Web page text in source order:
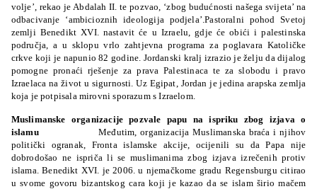
volje’, rekao je Abdalah II. te pozvao, ‘zbog budućnosti našega svijeta’ na
odbacivanje ‘ambicioznih ideologija podjela’.Pastoralni pohod Svetoj
zemlji Benedikt XVI. nastavit će u Izraelu, gdje će obići i palestinska
područja, a u sklopu vrlo zahtjevna programa za poglavara Katoličke
crkve koji je napunio 82 godine. Jordanski kralj izrazio je želju da dijalog
pomogne pronaći rješenje za prava Palestinaca te za slobodu i pravo
Izraelaca na život u sigurnosti. Uz Egipat, Jordan je jedina arapska zemlja
koja je potpisala mirovni sporazum s Izraelom.
Muslimanske organizacije pozvale papu na ispriku zbog izjava o
islamuMeđutim, organizacija Muslimanska braća i njihov
politički ogranak, Fronta islamske akcije, ocijenili su da Papa nije
dobrodošao ne ispriča li se muslimanima zbog izjava izrečenih protiv
islama. Benedikt XVI. je 2006. u njemačkome gradu Regensburgu citirao
u svome govoru bizantskog cara koji je kazao da se islam širio mačem